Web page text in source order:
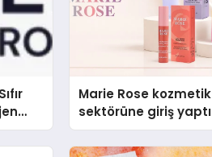
ve
Marie Rose kozmetik
sektörüne giriş yaptı